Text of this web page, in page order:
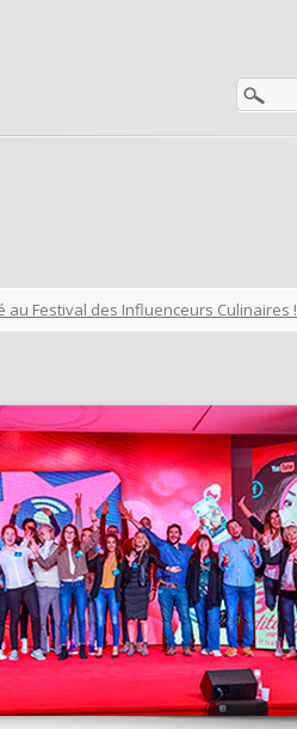
Festival des Influenceurs Culinaires !